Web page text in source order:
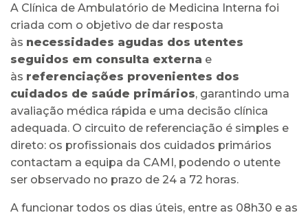
A Clínica de Ambulatório de Medicina Interna foi
criada com o objetivo de dar resposta
às necessidades agudas dos utentes
seguidos em consulta externa e
às referenciações provenientes dos
cuidados de saúde primários, garantindo uma
avaliação médica rápida e uma decisão clínica
adequada. O circuito de referenciação é simples e
direto: os profissionais dos cuidados primários
contactam a equipa da CAMI, podendo o utente
ser observado no prazo de 24 a 72 horas.
A funcionar todos os dias úteis, entre as 08h30 e as